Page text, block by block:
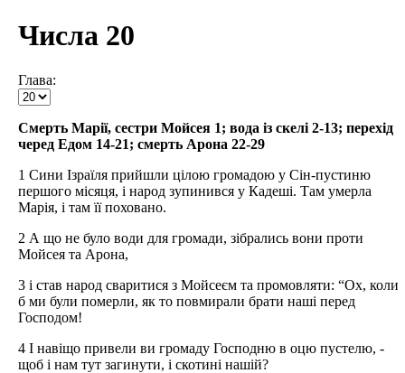
Числа 20
Глава:
Смерть Марії, сестри Мойсея 1; вода із скелі 2-13; перехід
черед Едом 14-21; смерть Арона 22-29
1 Сини Ізраїля прийшли цілою громадою у Сін-пустиню
першого місяця, і народ зупинився у Кадеші. Там умерла
Марія, і там її поховано.
2 А що не було води для громади, зібрались вони проти
Мойсея та Арона,
3 і став народ сваритися з Мойсеєм та промовляти: “Ох, коли
б ми були померли, як то повмирали брати наші перед
Господом!
4 І навіщо привели ви громаду Господню в оцю пустелю, -
щоб і нам тут загинути, і скотині нашій?